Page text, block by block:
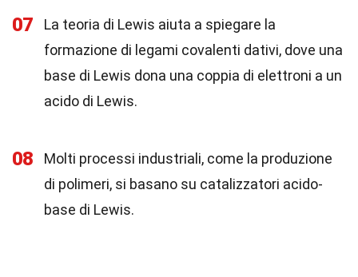
07
La teoria di Lewis aiuta a spiegare la
formazione di legami covalenti dativi, dove una
base di Lewis dona una coppia di elettroni a un
acido di Lewis.
08
Molti processi industriali, come la produzione
di polimeri, si basano su catalizzatori acido-
base di Lewis.